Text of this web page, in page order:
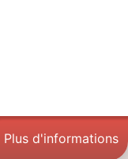
Plus d'informations